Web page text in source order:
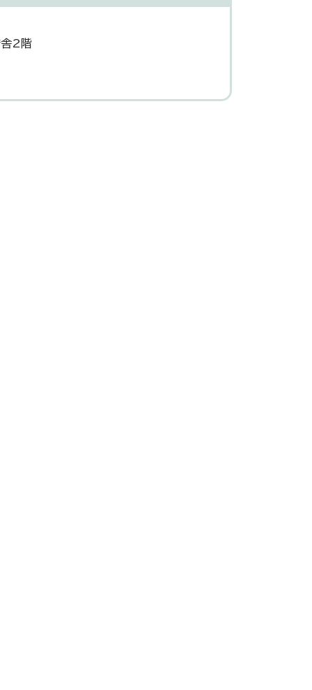
2階